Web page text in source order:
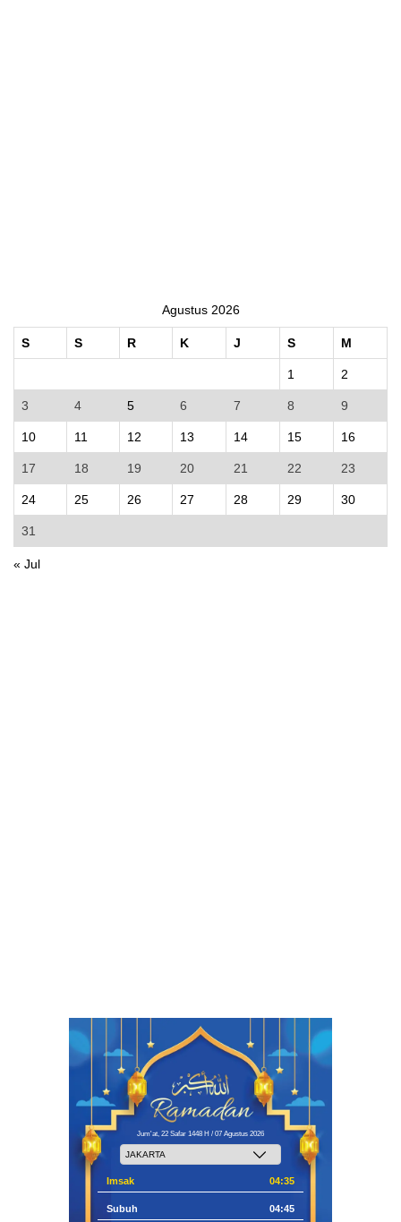
Agustus 2026
S S R K J S M
1 2
3 4 5 6 7 8 9
10 11 12 13 14 15 16
17 18 19 20 21 22 23
24 25 26 27 28 29 30
31
« Jul
Jum'at, 22 Safar 1448 H / 07 Agustus 2026
Imsak 04:35
Subuh 04:45